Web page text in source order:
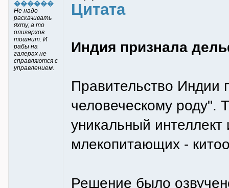
������
Не надо
раскачивать
яхту, а то
олигархов
тошнит. И
рабы на
галерах не
справляются с
управлением.
Цитата
Индия признала
Правительство Индии
человеческому роду".
уникальный
млекопитающих -
Решение было